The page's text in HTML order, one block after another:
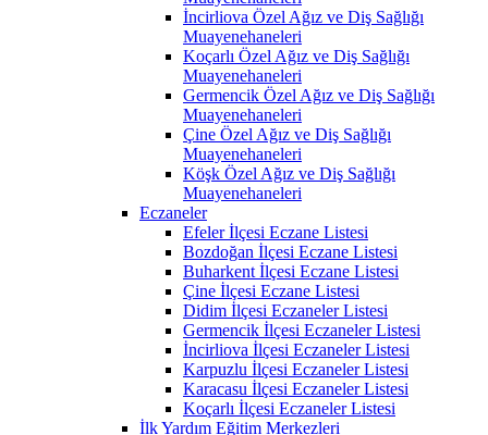
İncirliova Özel Ağız ve Diş Sağlığı
Muayenehaneleri
Koçarlı Özel Ağız ve Diş Sağlığı
Muayenehaneleri
Germencik Özel Ağız ve Diş Sağlığı
Muayenehaneleri
Çine Özel Ağız ve Diş Sağlığı
Muayenehaneleri
Köşk Özel Ağız ve Diş Sağlığı
Muayenehaneleri
Eczaneler
Efeler İlçesi Eczane Listesi
Bozdoğan İlçesi Eczane Listesi
Buharkent İlçesi Eczane Listesi
Çine İlçesi Eczane Listesi
Didim İlçesi Eczaneler Listesi
Germencik İlçesi Eczaneler Listesi
İncirliova İlçesi Eczaneler Listesi
Karpuzlu İlçesi Eczaneler Listesi
Karacasu İlçesi Eczaneler Listesi
Koçarlı İlçesi Eczaneler Listesi
İlk Yardım Eğitim Merkezleri